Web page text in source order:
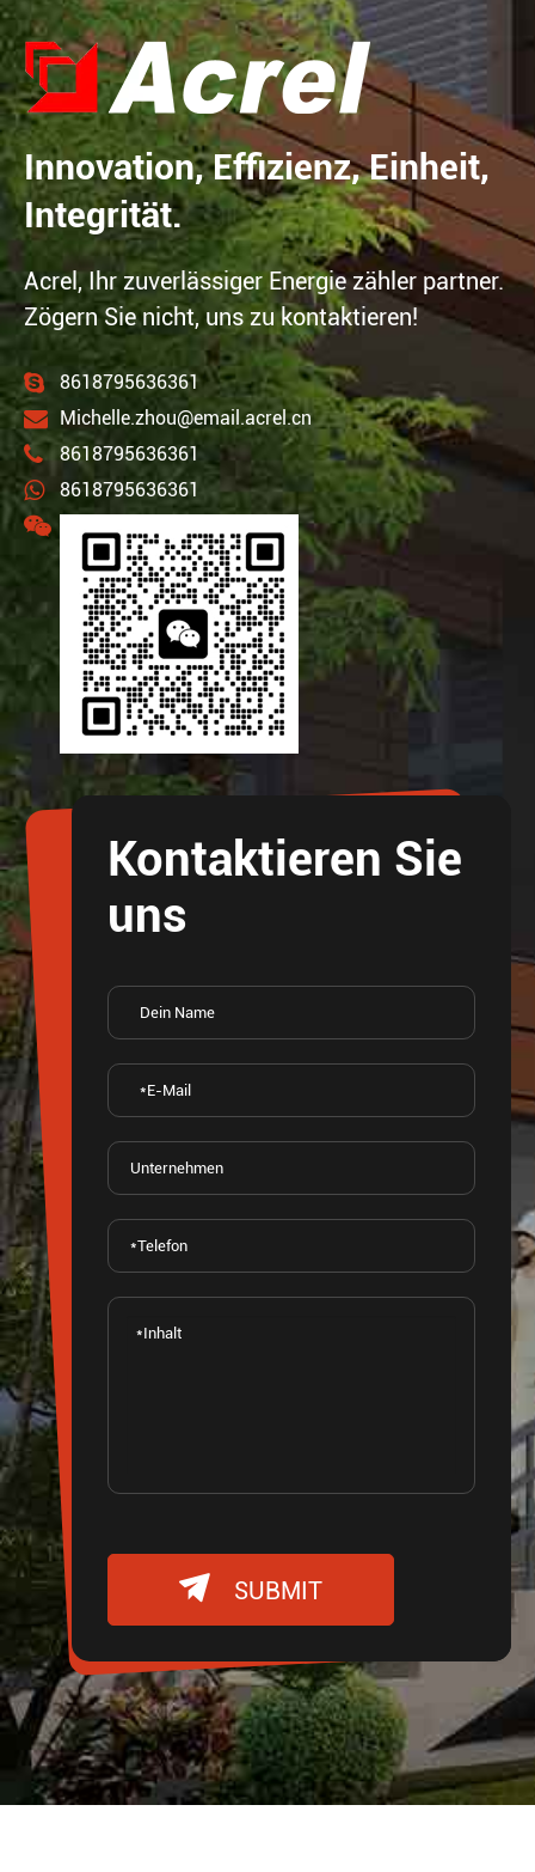
Innovation, Effizienz, Einheit,
Integrität.
Acrel, Ihr zuverlässiger Energie zähler partner.
Zögern Sie nicht, uns zu kontaktieren!
8618795636361
Michelle.zhou@email.acrel.cn
8618795636361
8618795636361
Kontaktieren Sie
uns
 SUBMIT